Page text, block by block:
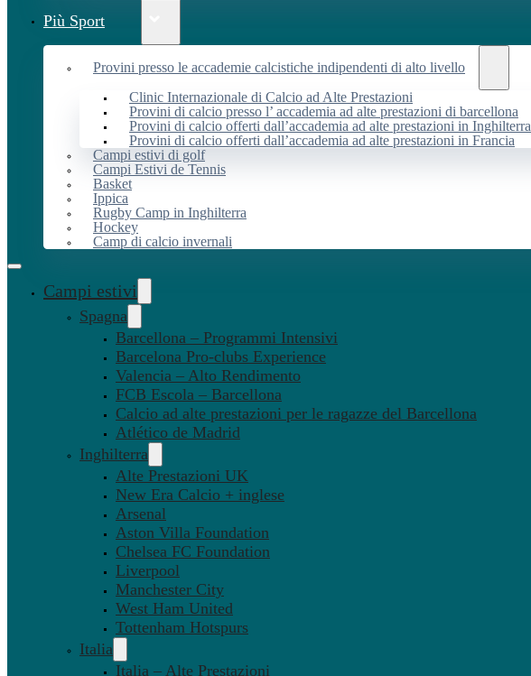
Più Sport
Provini presso le accademie calcistiche indipendenti di alto livello
Clinic Internazionale di Calcio ad Alte Prestazioni
Provini di calcio presso l’ accademia ad alte prestazioni di barcellona
Provini di calcio offerti dall’accademia ad alte prestazioni in Inghilterra
Provini di calcio offerti dall’accademia ad alte prestazioni in Francia
Campi estivi di golf
Campi Estivi de Tennis
Basket
Ippica
Rugby Camp in Inghilterra
Hockey
Camp di calcio invernali
Campi estivi
Spagna
Barcellona – Programmi Intensivi
Barcelona Pro-clubs Experience
Valencia – Alto Rendimento
FCB Escola – Barcellona
Calcio ad alte prestazioni per le ragazze del Barcellona
Atlético de Madrid
Inghilterra
Alte Prestazioni UK
New Era Calcio + inglese
Arsenal
Aston Villa Foundation
Chelsea FC Foundation
Liverpool
Manchester City
West Ham United
Tottenham Hotspurs
Italia
Italia – Alte Prestazioni